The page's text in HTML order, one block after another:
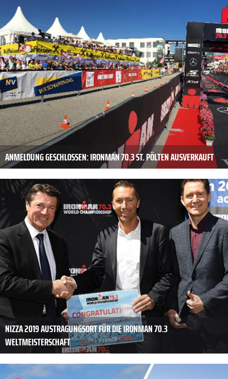
ANMELDUNG GESCHLOSSEN: IRONMAN 70.3 ST. PÖLTEN AUSVERKAUFT
NIZZA 2019 AUSTRAGUNGSORT FÜR DIE IRONMAN 70.3
WELTMEISTERSCHAFT